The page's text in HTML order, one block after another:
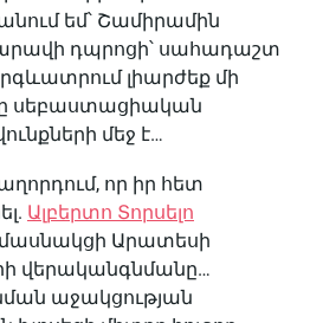
եմ՝ Շամիրամին
դպրոցի՝ սահադաշտ
լիարժեք մի
սեբաստացիական
մեջ է…
որ իր հետ
Ալբերտո Տորսելո
Արատեսի
վերականգնմանը…
աջակցության